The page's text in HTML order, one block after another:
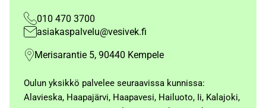
010 470 3700
asiakaspalvelu@vesivek.fi
Merisarantie 5, 90440 Kempele
Oulun yksikkö palvelee seuraavissa kunnissa:
Alavieska, Haapajärvi, Haapavesi, Hailuoto, Ii, Kalajoki,